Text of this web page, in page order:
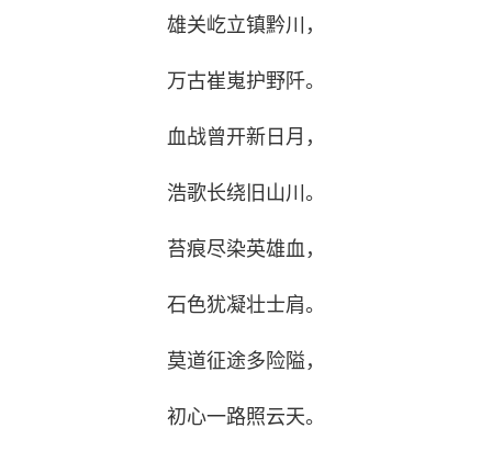
雄关屹立镇黔川，
万古崔嵬护野阡。
血战曾开新日月，
浩歌长绕旧山川。
苔痕尽染英雄血，
石色犹凝壮士肩。
莫道征途多险隘，
初心一路照云天。